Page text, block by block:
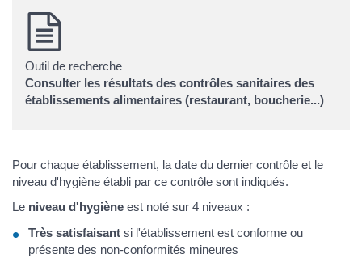
Outil de recherche
Consulter les résultats des contrôles sanitaires des
établissements alimentaires (restaurant, boucherie...)
Pour chaque établissement, la date du dernier contrôle et le
niveau d'hygiène établi par ce contrôle sont indiqués.
Le niveau d'hygiène est noté sur 4 niveaux :
Très satisfaisant si l'établissement est conforme ou
présente des non-conformités mineures